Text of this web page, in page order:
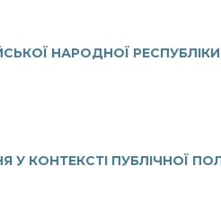
НАРОДНОЇ
У КОНТЕКСТІ ПУБЛІЧНОЇ